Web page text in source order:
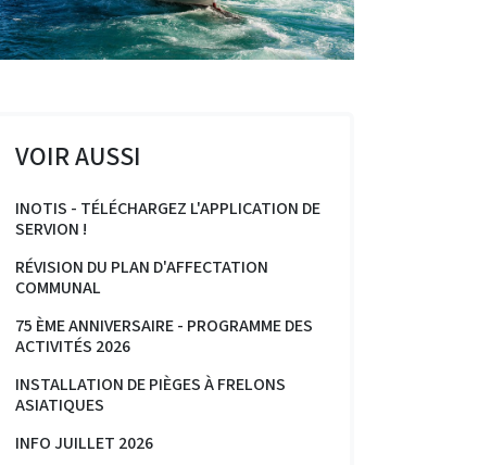
VOIR AUSSI
INOTIS - TÉLÉCHARGEZ L'APPLICATION DE
SERVION !
RÉVISION DU PLAN D'AFFECTATION
COMMUNAL
75 ÈME ANNIVERSAIRE - PROGRAMME DES
ACTIVITÉS 2026
INSTALLATION DE PIÈGES À FRELONS
ASIATIQUES
INFO JUILLET 2026